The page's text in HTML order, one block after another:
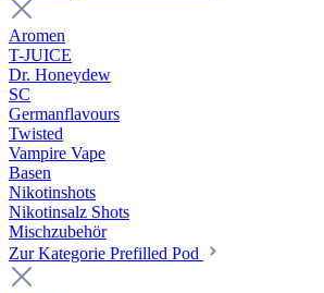
Aromen
T-JUICE
Dr. Honeydew
SC
Germanflavours
Twisted
Vampire Vape
Basen
Nikotinshots
Nikotinsalz Shots
Mischzubehör
Zur Kategorie Prefilled Pod